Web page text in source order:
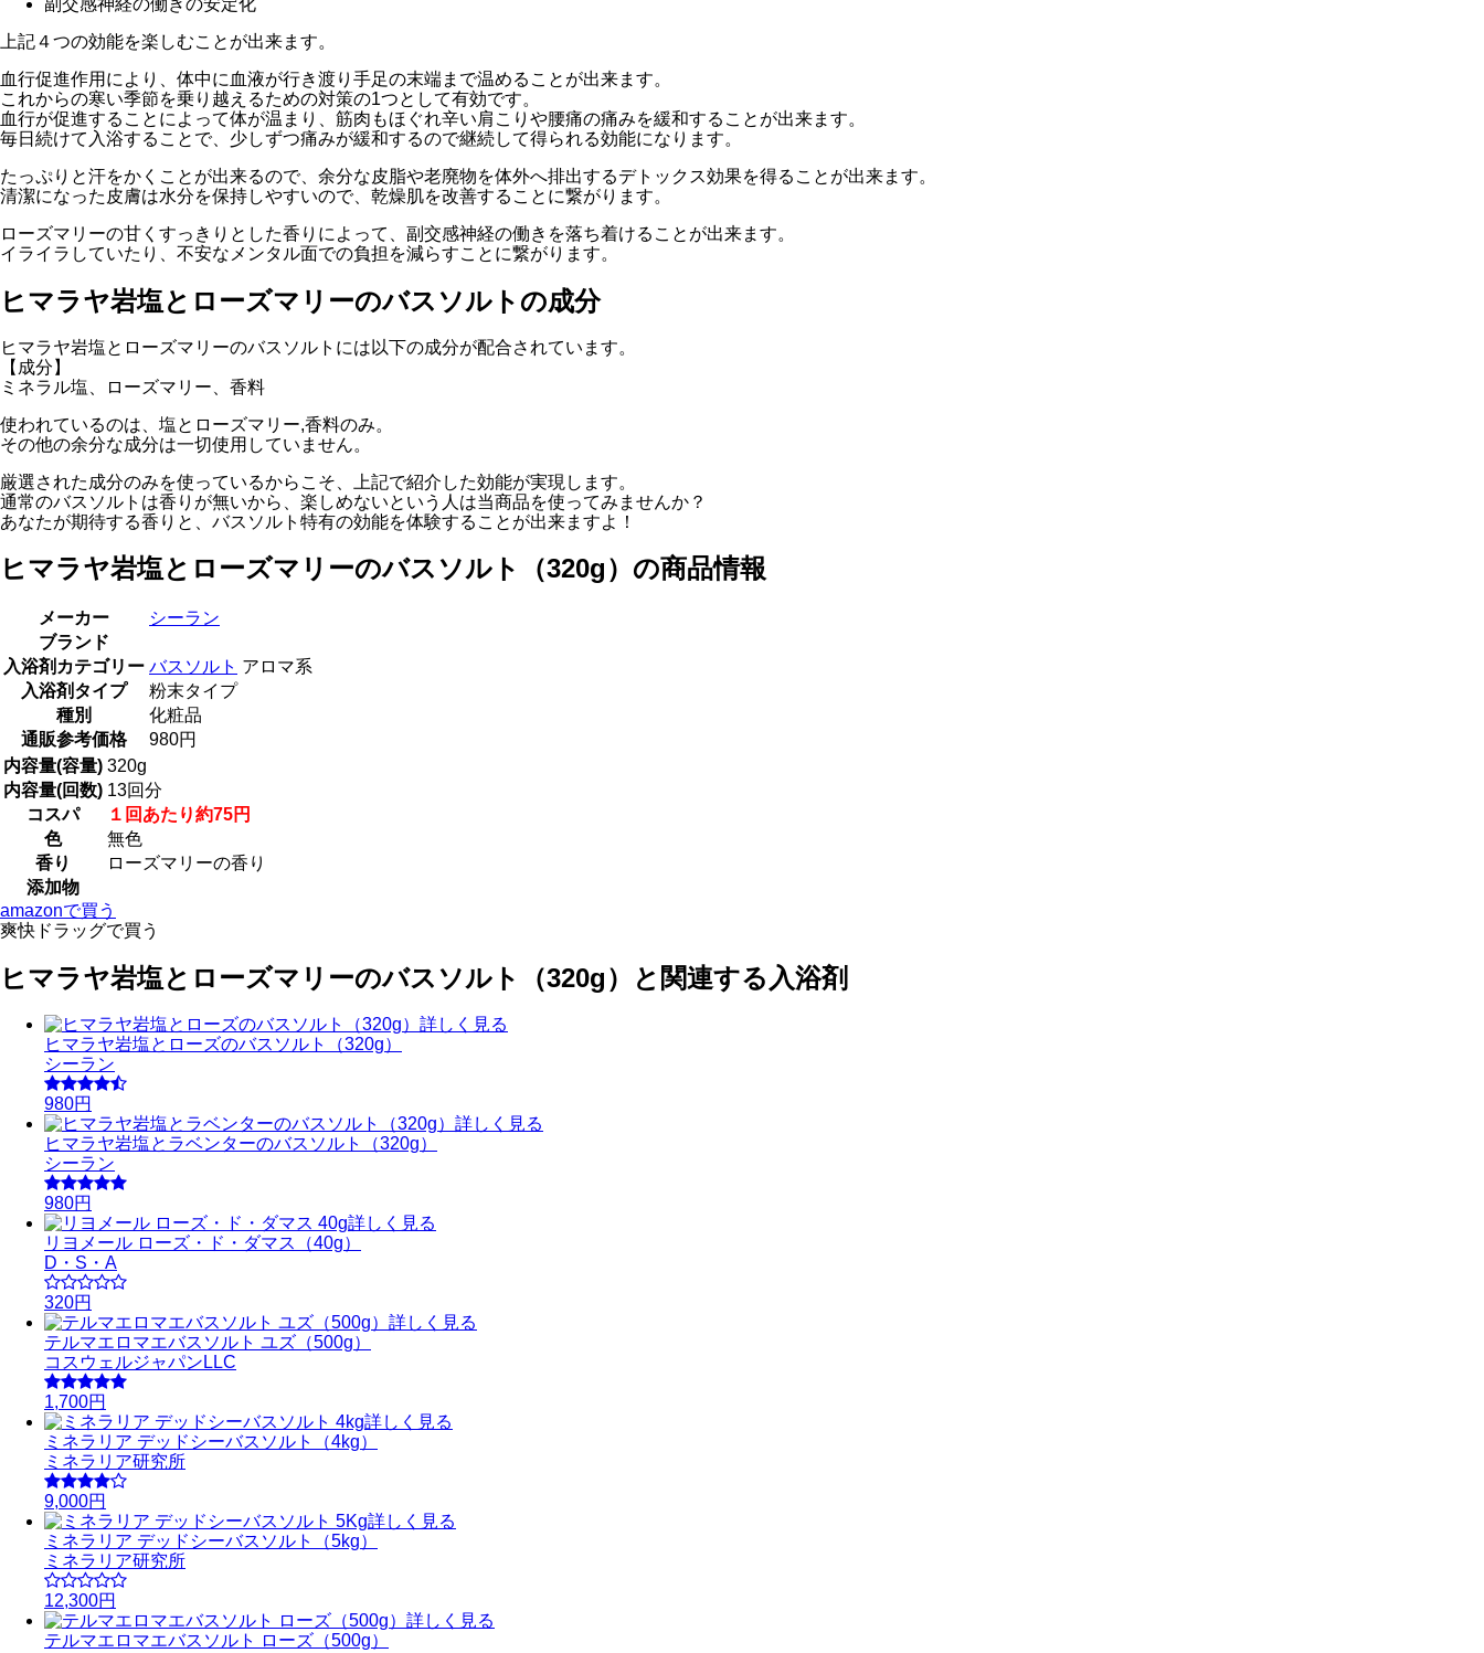
上記４つの効能を楽しむことが出来ます。
血行促進作用により、体中に血液が行き渡り手足の末端まで温めることが出来ます。
これからの寒い季節を乗り越えるための対策の1つとして有効です。
血行が促進することによって体が温まり、筋肉もほぐれ辛い肩こりや腰痛の痛みを緩和することが出来ます。
毎日続けて入浴することで、少しずつ痛みが緩和するので継続して得られる効能になります。
たっぷりと汗をかくことが出来るので、余分な皮脂や老廃物を体外へ排出するデトックス効果を得ることが出来ます。
清潔になった皮膚は水分を保持しやすいので、乾燥肌を改善することに繋がります。
ローズマリーの甘くすっきりとした香りによって、副交感神経の働きを落ち着けることが出来ます。
イライラしていたり、不安なメンタル面での負担を減らすことに繋がります。
ヒマラヤ岩塩とローズマリーのバスソルトの成分
ヒマラヤ岩塩とローズマリーのバスソルトには以下の成分が配合されています。
【成分】
ミネラル塩、ローズマリー、香料
使われているのは、塩とローズマリー,香料のみ。
その他の余分な成分は一切使用していません。
厳選された成分のみを使っているからこそ、上記で紹介した効能が実現します。
通常のバスソルトは香りが無いから、楽しめないという人は当商品を使ってみませんか？
あなたが期待する香りと、バスソルト特有の効能を体験することが出来ますよ！
ヒマラヤ岩塩とローズマリーのバスソルト（320g）の商品情報
メーカー
シーラン
ブランド
入浴剤カテゴリー バスソルト アロマ系
入浴剤タイプ
粉末タイプ
種別
化粧品
通販参考価格
980円
内容量(容量) 320g
内容量(回数) 13回分
コスパ
１回あたり約75円
色
無色
香り
ローズマリーの香り
添加物
amazonで買う
爽快ドラッグで買う
ヒマラヤ岩塩とローズマリーのバスソルト（320g）と関連する入浴剤
詳しく見る
ヒマラヤ岩塩とローズのバスソルト（320g）
シーラン
980円
詳しく見る
ヒマラヤ岩塩とラベンターのバスソルト（320g）
シーラン
980円
詳しく見る
リヨメール ローズ・ド・ダマス（40g）
D・S・A
320円
詳しく見る
テルマエロマエバスソルト ユズ（500g）
コスウェルジャパンLLC
1,700円
詳しく見る
ミネラリア デッドシーバスソルト（4kg）
ミネラリア研究所
9,000円
詳しく見る
ミネラリア デッドシーバスソルト（5kg）
ミネラリア研究所
12,300円
詳しく見る
テルマエロマエバスソルト ローズ（500g）